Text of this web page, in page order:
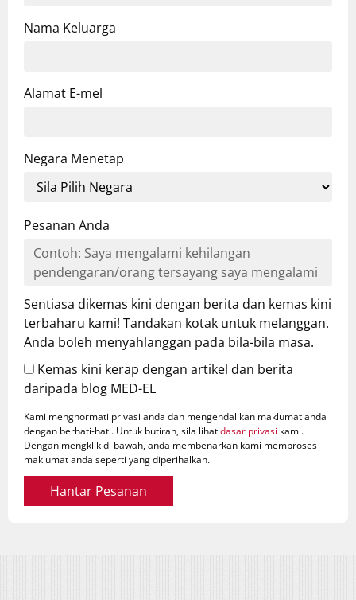
Nama Keluarga
Alamat E-mel
Negara Menetap
Pesanan Anda
Sentiasa dikemas kini dengan berita dan kemas kini
terbaharu kami! Tandakan kotak untuk melanggan.
Anda boleh menyahlanggan pada bila-bila masa.
Kemas kini kerap dengan artikel dan berita
daripada blog MED-EL
Kami menghormati privasi anda dan mengendalikan maklumat anda
dengan berhati-hati. Untuk butiran, sila lihatdasar privasi kami.
Dengan mengklik di bawah, anda membenarkan kami memproses
maklumat anda seperti yang diperihalkan.
Hantar Pesanan